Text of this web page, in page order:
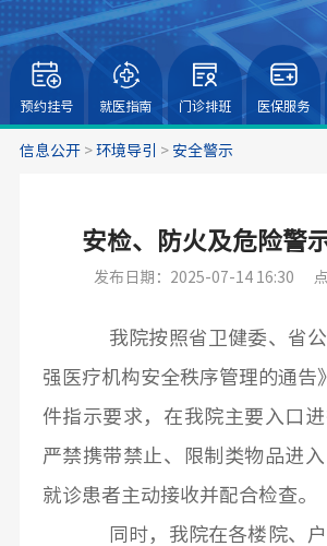
预约挂号 就医指南 门诊排班 医保服务
信息公开> 环境导引 > 安全警示
安检、防火及危险警
发布日期：2025-07-14 16:30
我院按照省卫健委、省公
强医疗机构安全秩序管理的通告
件指示要求，在我院主要入口进
严禁携带禁止、限制类物品进
就诊患者主动接收并配合检查。
同时，我院在各楼院、户